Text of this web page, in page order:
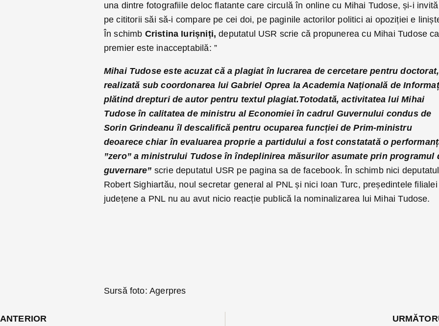
una dintre fotografiile deloc flatante care circulă în online cu Mihai Tudose, și-i invită
pe cititorii săi să-i compare pe cei doi, pe paginile actorilor politici ai opoziției e
În schimb Cristina Iurișniți, deputatul USR scrie că propunerea cu Mihai Tudose ca
premier este inacceptabilă: ”
Mihai Tudose este acuzat că a plagiat în lucrarea de cercetare pentru doctorat,
realizată sub coordonarea lui Gabriel Oprea la Academia Națională de
plătind drepturi de autor pentru textul plagiat.Totodată, activitatea lui Mihai
Tudose în calitatea de ministru al Economiei în cadrul Guvernului condus de
Sorin Grindeanu îl descalifică pentru ocuparea funcției de Prim-ministru
deoarece chiar în evaluarea proprie a partidului a fost constatată o
”zero” a ministrului Tudose în îndeplinirea măsurilor asumate prin programul
guvernare” scrie deputatul USR pe pagina sa de facebook. În schimb nici deputatul
Robert Sighiartău, noul secretar general al PNL și nici Ioan Turc, președintele filialei
județene a PNL nu au avut nicio reacție publică la nominalizarea lui Mihai Tudose.
Sursă foto: Agerpres
ANTERIOR